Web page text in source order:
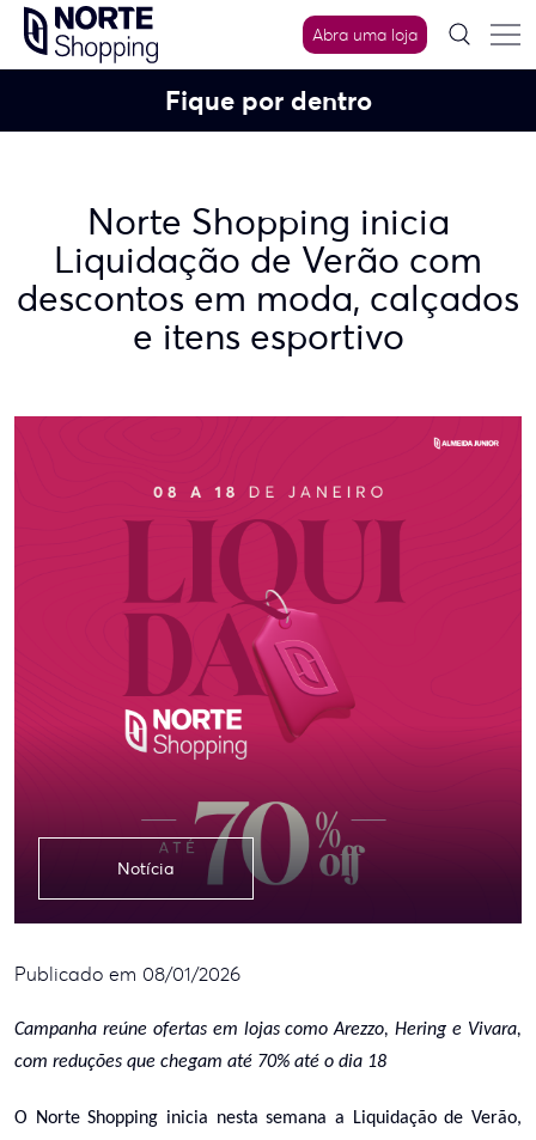
Skip
content
Abra uma loja
Fique por dentro
Norte Shopping inicia
Liquidação de Verão com
descontos em moda, calçados
e itens esportivo
Notícia
Publicado em 08/01/2026
Campanha reúne ofertas em lojas como Arezzo, Hering e Vivara,
com reduções que chegam até 70% até o dia 18
O Norte Shopping inicia nesta semana a Liquidação de Verão,